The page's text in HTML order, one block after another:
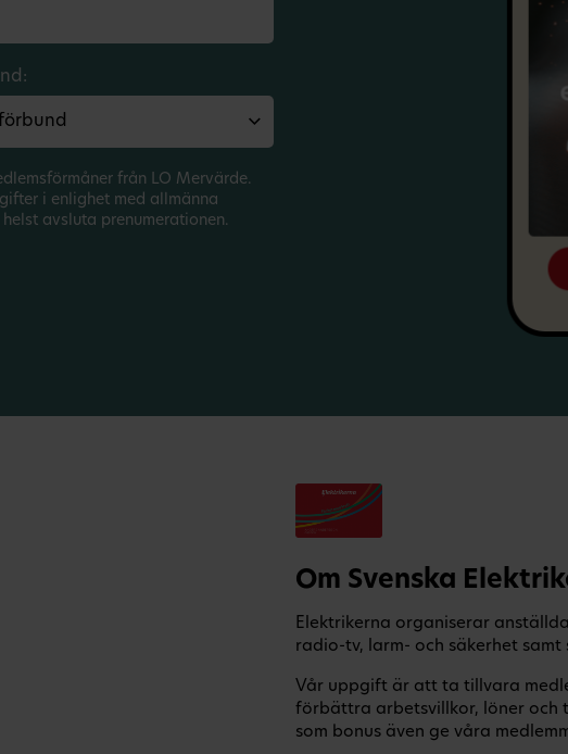
från LO Mervärde.
i enlighet med allmänna
avsluta prenumerationen.
Om Svenska
Elektrikerna organiserar
radio-tv, larm- och säkerhet samt
Vår uppgift är att ta tillvara
förbättra arbetsvillkor, löner och
som bonus även ge våra